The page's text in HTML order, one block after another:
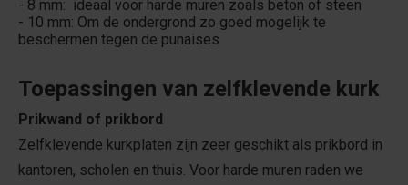
- 8 mm: ideaal voor harde muren zoals beton of steen
- 10 mm: Om de ondergrond zo goed mogelijk te
beschermen tegen de punaises
Toepassingen van zelfklevende kurk
Prikwand of prikbord
Zelfklevende kurkplaten zijn zeer geschikt als prikbord in
kantoren, scholen en thuis. Voor harde muren raden we